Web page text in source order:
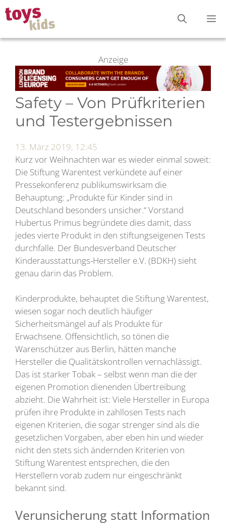
Zum
Inhalt
springen
Anzeige
Safety – Von Prüfkriterien
und Testergebnissen
13. März 2019, 12:45
Kurz vor Weihnachten war es wieder einmal soweit:
Die Stiftung Warentest verkündete auf einer
Pressekonferenz publikumswirksam die
Behauptung: „Produkte für Kinder sind in
Deutschland besonders unsicher.“ Vorstand
Hubertus Primus begründete dies damit, dass
jedes vierte Produkt in den stiftungseigenen Tests
durchfalle. Der Bundesverband Deutscher
Kinderausstattungs-Hersteller e.V. (BDKH) sieht
genau darin das Problem.
Kinderprodukte, behauptet die Stiftung Warentest,
wiesen sogar noch deutlich häufiger
Sicherheitsmängel auf als Produkte für
Erwachsene. Offensichtlich, so tönen die
Warenschützer aus Berlin, hätten manche
Hersteller die Qualitätskontrollen vernachlässigt.
Das ist starker Tobak – selbst wenn man die der
eigenen Promotion dienenden Übertreibung
abzieht. Die Wahrheit ist: Viele Hersteller in Europa
prüfen ihre Produkte in zahllosen Tests nach
eigenen Kriterien, die sogar strenger sind als die
gesetzlichen Vorgaben, aber eben hin und wieder
nicht den stets sich ändernden Kriterien von
Stiftung Warentest entsprechen, die den
Herstellern vorab zudem nur eingeschränkt
bekannt sind.
Verunsicherung statt Information